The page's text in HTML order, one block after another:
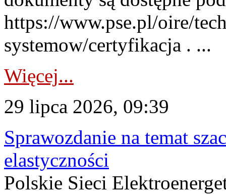
https://www.pse.pl/oire/
systemow/certyfikacja . ...
Więcej...
29 lipca 2026, 09:39
Sprawozdanie na temat
elastyczności
Polskie Sieci